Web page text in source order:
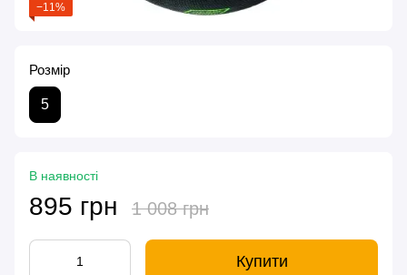
−11%
Розмір
5
В наявності
895 грн 1 008 грн
Купити